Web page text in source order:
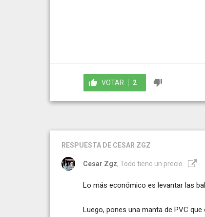
VOTAR 2
RESPUESTA DE CESAR ZGZ
Cesar Zgz, Todo tiene un precio.
Lo más económico es levantar las
Luego, pones una manta de PVC